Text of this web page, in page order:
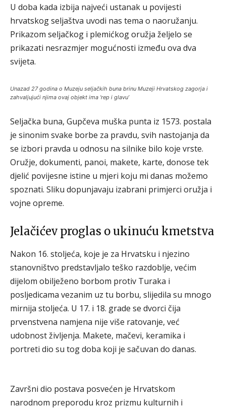
U doba kada izbija najveći ustanak u povijesti
hrvatskog seljaštva uvodi nas tema o naoružanju.
Prikazom seljačkog i plemićkog oružja željelo se
prikazati nesrazmjer mogućnosti između ova dva
svijeta.
Unazad 27 godina o Muzeju seljačkih buna brinu Muzeji Hrvatskog zagorja i
zahvaljujući njima ovaj objekt ima ‘rep i glavu’
Seljačka buna, Gupčeva muška punta iz 1573. postala
je sinonim svake borbe za pravdu, svih nastojanja da
se izbori pravda u odnosu na silnike bilo koje vrste.
Oružje, dokumenti, panoi, makete, karte, donose tek
djelić povijesne istine u mjeri koju mi danas možemo
spoznati. Sliku dopunjavaju izabrani primjerci oružja i
vojne opreme.
Jelačićev proglas o ukinuću kmetstva
Nakon 16. stoljeća, koje je za Hrvatsku i njezino
stanovništvo predstavljalo teško razdoblje, većim
dijelom obilježeno borbom protiv Turaka i
posljedicama vezanim uz tu borbu, slijedila su mnogo
mirnija stoljeća. U 17. i 18. grade se dvorci čija
prvenstvena namjena nije više ratovanje, već
udobnost življenja. Makete, mačevi, keramika i
portreti dio su tog doba koji je sačuvan do danas.
Završni dio postava posvećen je Hrvatskom
narodnom preporodu kroz prizmu kulturnih i